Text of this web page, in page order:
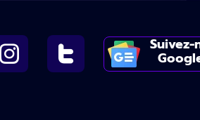
Suivez-